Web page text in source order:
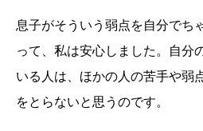
息子がそういう弱点を自分でち
って、私は安心しました。自分
いる人は、ほかの人の苦手や弱
をとらないと思うのです。